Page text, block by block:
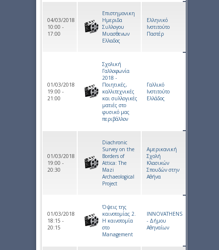
04/03/2018
10:00 -
17:00
Επιστημονικη
Ημεριδα
Συλλογου
Μυασθενων
Ελλαδος
Ελληνικό
Ινστιτούτο
Παστέρ
01/03/2018
19:00 -
21:00
Σχολική
Γαλλοφωνία
2018 -
Ποιητικές,
καλλιτεχνικές
και συλλογικές
ματιές στο
φυσικό μας
περιβάλλον
Γαλλικό
Ινστιτούτο
Ελλάδος
01/03/2018
19:00 -
20:30
Diachronic
Survey on the
Borders of
Attica: The
Mazi
Archaeological
Project
Αμερικανική
Σχολή
Κλασικών
Σπουδών στην
Αθήνα
01/03/2018
18:15 -
20:15
Όψεις της
καινοτομίας 2.
Η καινοτομία
στο
Management
INNOVATHENS
- Δήμου
Αθηναίων